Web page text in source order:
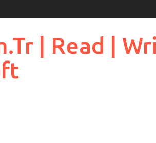
| Read |